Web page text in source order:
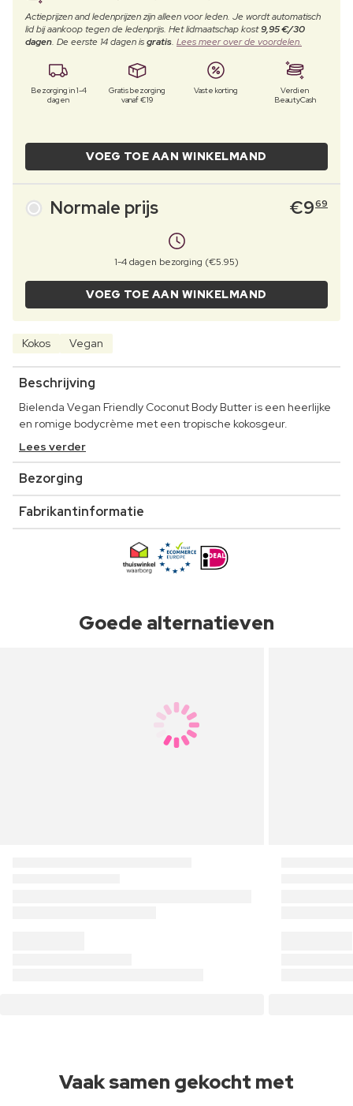
Actieprijzen and ledenprijzen zijn alleen voor leden. Je wordt automatisch
lid bij aankoop tegen de ledenprijs. Het lidmaatschap kost9,95 €/30
dagen. De eerste 14 dagen isgratis. Lees meer over de voordelen.
Bezorging in 1-4
dagen
Gratis bezorging
vanaf €19
Vaste korting
Verdien
BeautyCash
VOEG TOE AAN WINKELMAND
Normale prijs €969
1-4 dagen bezorging (€5.95)
VOEG TOE AAN WINKELMAND
Kokos Vegan
Beschrijving
Bielenda Vegan Friendly Coconut Body Butter is een heerlijke
en romige bodycrème met een tropische kokosgeur.
Lees verder
Bezorging
Fabrikantinformatie
Goede alternatieven
Vaak samen gekocht met